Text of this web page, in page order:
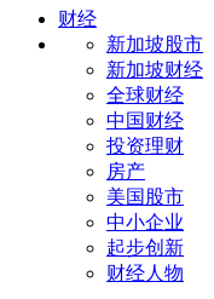
财经
新加坡股市
新加坡财经
全球财经
中国财经
投资理财
房产
美国股市
中小企业
起步创新
财经人物